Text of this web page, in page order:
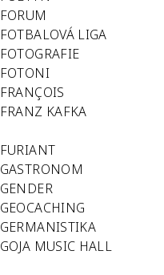
FORUM
FOTBALOVÁ LIGA
FOTOGRAFIE
FOTONI
FRANÇOIS
FRANZ KAFKA
FURIANT
GASTRONOM
GENDER
GEOCACHING
GERMANISTIKA
GOJA MUSIC HALL